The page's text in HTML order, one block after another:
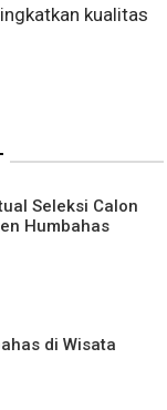
kualitas
Seleksi Calon
Humbahas
di Wisata